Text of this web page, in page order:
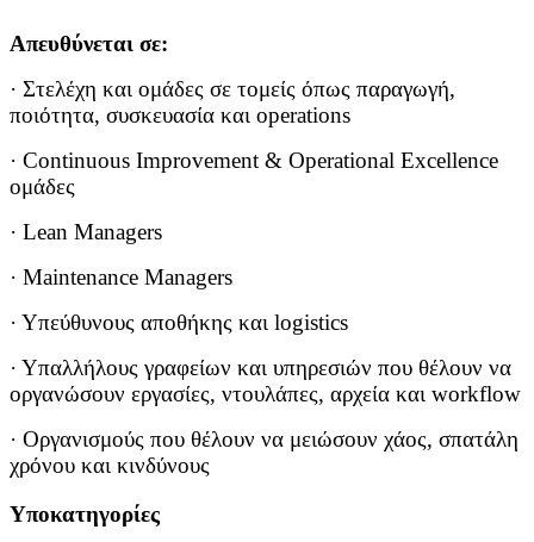
Απευθύνεται σε:
· Στελέχη και ομάδες σε τομείς όπως παραγωγή,
ποιότητα, συσκευασία και operations
· Continuous Improvement & Operational Excellence
ομάδες
· Lean Managers
· Maintenance Managers
· Υπεύθυνους αποθήκης και logistics
· Υπαλλήλους γραφείων και υπηρεσιών που θέλουν να
οργανώσουν εργασίες, ντουλάπες, αρχεία και workflow
· Οργανισμούς που θέλουν να μειώσουν χάος, σπατάλη
χρόνου και κινδύνους
Υποκατηγορίες